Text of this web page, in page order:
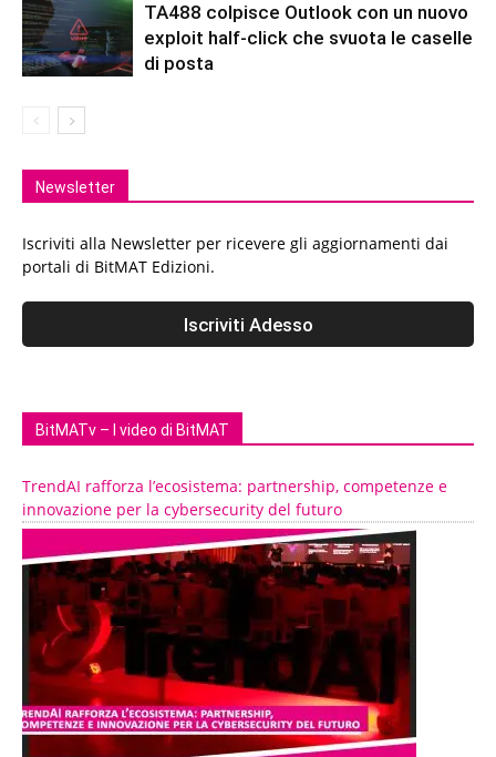
TA488 colpisce Outlook con un nuovo
exploit half-click che svuota le caselle
di posta
Newsletter
Iscriviti alla Newsletter per ricevere gli aggiornamenti dai
portali di BitMAT Edizioni.
BitMATv – I video di BitMAT
TrendAI rafforza l’ecosistema: partnership, competenze e
innovazione per la cybersecurity del futuro